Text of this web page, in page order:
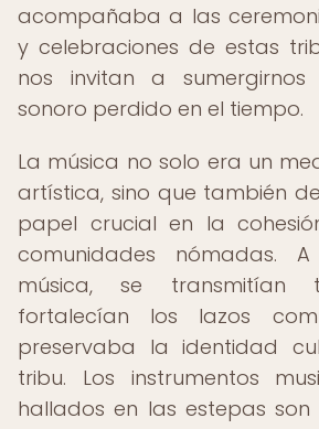
acompañaba a las
y celebraciones de estas
nos invitan a
sonoro perdido en el tiempo.
La música no solo era un
artística, sino que también
papel crucial en la
comunidades nómadas.
música, se transmitían
fortalecían los lazos
preservaba la identidad
tribu. Los instrumentos
hallados en las estepas son